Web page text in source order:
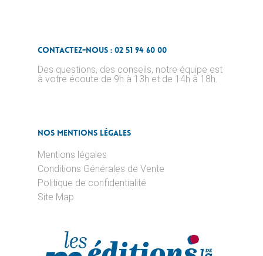
Contactez-nous : 02 51 94 60 00
Des questions, des conseils, notre équipe est
à votre écoute de 9h à 13h et de 14h à 18h.
Nos Mentions Légales
Mentions légales
Conditions Générales de Vente
Politique de confidentialité
Site Map